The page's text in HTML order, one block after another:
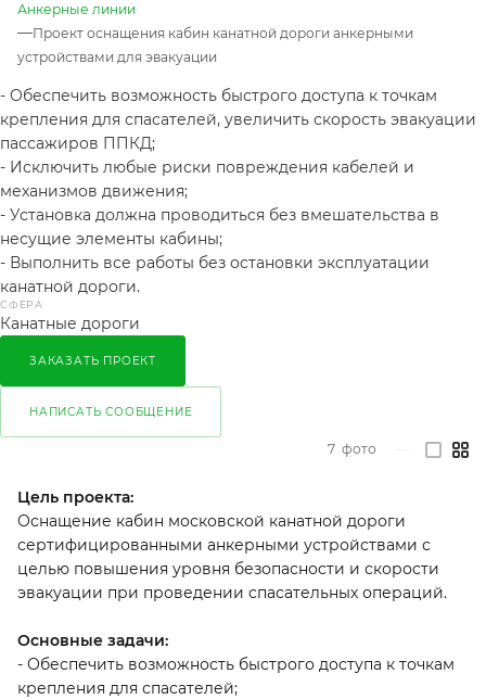
Анкерные линии
—Проект оснащения кабин канатной дороги анкерными
устройствами для эвакуации
- Обеспечить возможность быстрого доступа к точкам
крепления для спасателей, увеличить скорость эвакуации
пассажиров ППКД;
- Исключить любые риски повреждения кабелей и
механизмов движения;
- Установка должна проводиться без вмешательства в
несущие элементы кабины;
- Выполнить все работы без остановки эксплуатации
канатной дороги.
СФЕРА
Канатные дороги
ЗАКАЗАТЬ ПРОЕКТ
НАПИСАТЬ СООБЩЕНИЕ
Цель проекта:
Оснащение кабин московской канатной дороги
сертифицированными анкерными устройствами с
целью повышения уровня безопасности и скорости
эвакуации при проведении спасательных операций.
Основные задачи:
- Обеспечить возможность быстрого доступа к точкам
крепления для спасателей;
7 фото